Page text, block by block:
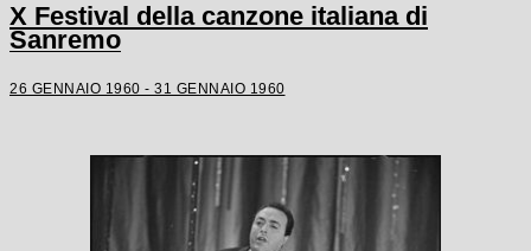
X Festival della canzone italiana di
Sanremo
26 GENNAIO 1960 - 31 GENNAIO 1960